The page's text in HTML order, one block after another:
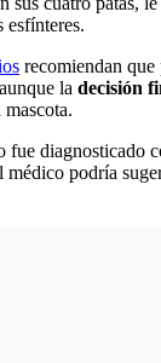
esfínteres.
recomiendan que
la decisión
mascota.
fue diagnosticado
médico podría